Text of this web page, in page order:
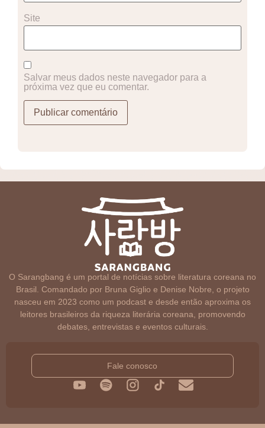
Site
Salvar meus dados neste navegador para a
próxima vez que eu comentar.
O Sarangbang é um portal de notícias sobre literatura coreana no
Brasil. Comandado por Bruna Giglio e Denise Nobre, o projeto
nasceu em 2023 como um podcast e desde então aproxima os
leitores brasileiros da riqueza literária coreana, promovendo
debates, entrevistas e eventos culturais.
Fale conosco